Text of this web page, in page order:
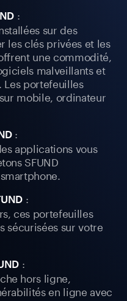
:
sur des
les clés privées et les
une commodité,
malveillants et
Les portefeuilles
mobile, ordinateur
:
applications vous
SFUND
:
ces portefeuilles
sécurisées sur votre
:
hors ligne,
en ligne avec